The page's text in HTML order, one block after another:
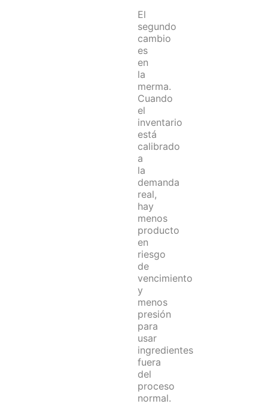
El
segundo
cambio
es
en
la
merma.
Cuando
el
inventario
está
calibrado
a
la
demanda
real,
hay
menos
producto
en
riesgo
de
vencimiento
y
menos
presión
para
usar
ingredientes
fuera
del
proceso
normal.